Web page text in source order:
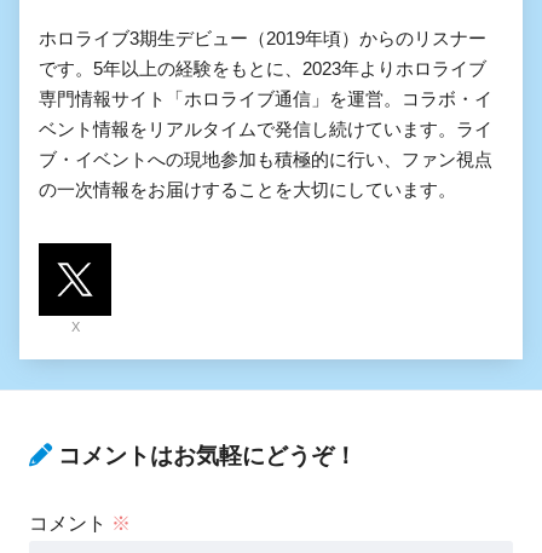
ホロライブ3期生デビュー（2019年頃）からのリスナー
です。5年以上の経験をもとに、2023年よりホロライブ
専門情報サイト「ホロライブ通信」を運営。コラボ・イ
ベント情報をリアルタイムで発信し続けています。ライ
ブ・イベントへの現地参加も積極的に行い、ファン視点
の一次情報をお届けすることを大切にしています。
X
コメントはお気軽にどうぞ！
コメント ※